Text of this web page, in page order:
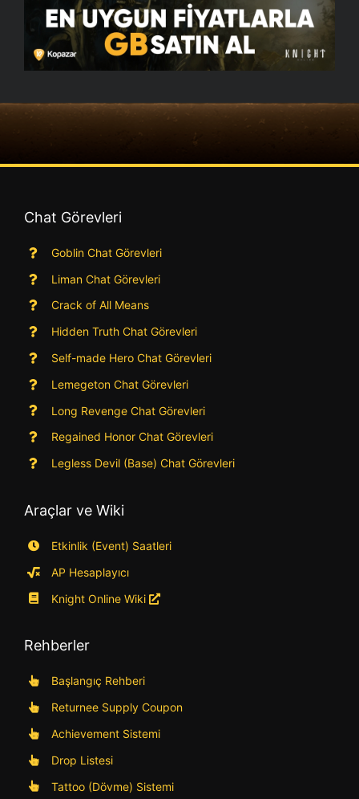
Chat Görevleri
Goblin Chat Görevleri
Liman Chat Görevleri
Crack of All Means
Hidden Truth Chat Görevleri
Self-made Hero Chat Görevleri
Lemegeton Chat Görevleri
Long Revenge Chat Görevleri
Regained Honor Chat Görevleri
Legless Devil (Base) Chat Görevleri
Araçlar ve Wiki
Etkinlik (Event) Saatleri
AP Hesaplayıcı
Knight Online Wiki
Rehberler
Başlangıç Rehberi
Returnee Supply Coupon
Achievement Sistemi
Drop Listesi
Tattoo (Dövme) Sistemi